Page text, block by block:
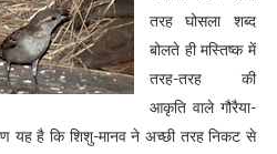
तरह घोसला शब्द
बोलते ही मस्तिष्क में
तरह-तरह की
आकृति वाले गौरैया-
यह है कि शिशु-मानव ने अच्छी तरह निकट से